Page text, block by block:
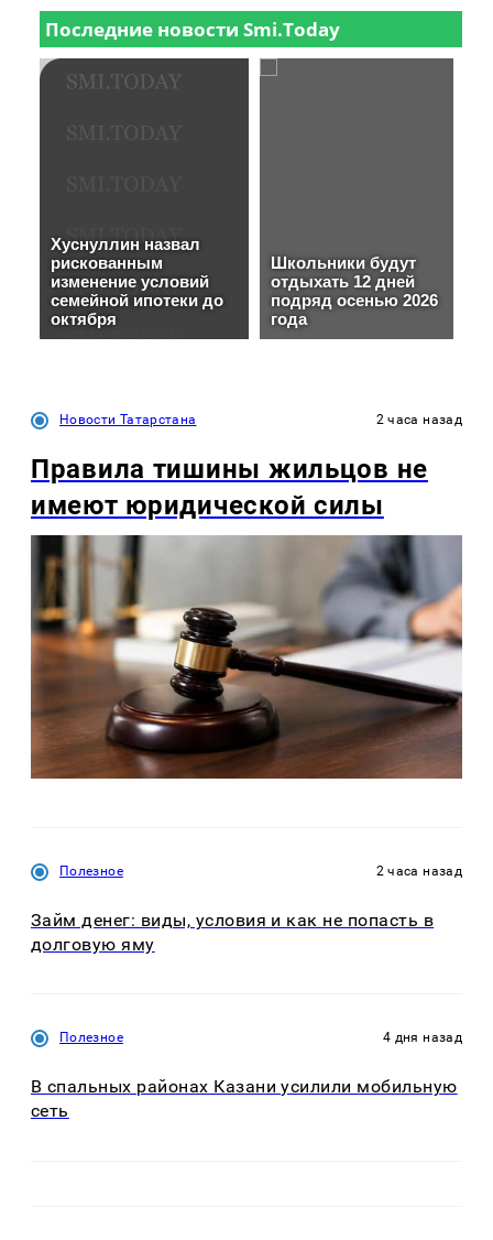
Новости Татарстана 2 часа назад
Правила тишины жильцов не
имеют юридической силы
Полезное 2 часа назад
Займ денег: виды, условия и как не попасть в
долговую яму
Полезное 4 дня назад
В спальных районах Казани усилили мобильную
сеть